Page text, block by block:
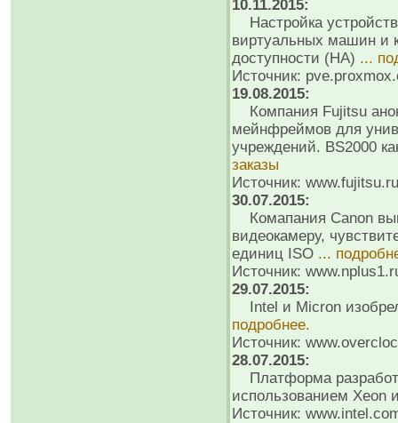
10.11.2015:
Настройка
виртуальных машин и
доступности (HA) ...
Источник:
19.08.2015:
Компания Fujitsu
мейнфреймов для
учреждений. BS2000
заказы
Источник: www.fujitsu.ru
30.07.2015:
Комапания Canon
видеокамеру,
единиц ISO ...
Источник:
29.07.2015:
Intel и Micron
подробнее.
Источник:
28.07.2015:
Платформа
использованием Xeon
Источник: